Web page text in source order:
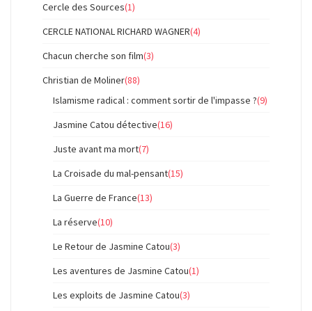
Cercle des Sources(1)
CERCLE NATIONAL RICHARD WAGNER(4)
Chacun cherche son film(3)
Christian de Moliner(88)
Islamisme radical : comment sortir de l'impasse ?(9)
Jasmine Catou détective(16)
Juste avant ma mort(7)
La Croisade du mal-pensant(15)
La Guerre de France(13)
La réserve(10)
Le Retour de Jasmine Catou(3)
Les aventures de Jasmine Catou(1)
Les exploits de Jasmine Catou(3)